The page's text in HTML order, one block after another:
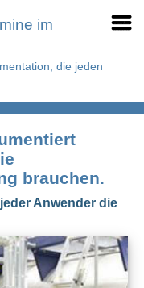
im
die jeden
brauchen.
Anwender die